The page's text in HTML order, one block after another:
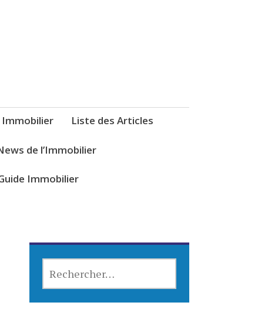
Immobilier Liste des Articles
de l’Immobilier
Immobilier